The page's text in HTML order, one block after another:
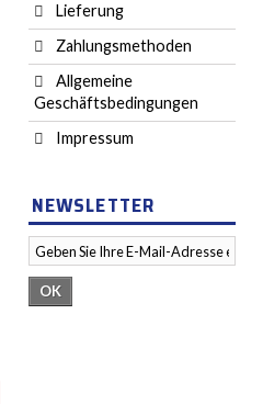
Lieferung
Zahlungsmethoden
Allgemeine
Geschäftsbedingungen
Impressum
NEWSLETTER
OK